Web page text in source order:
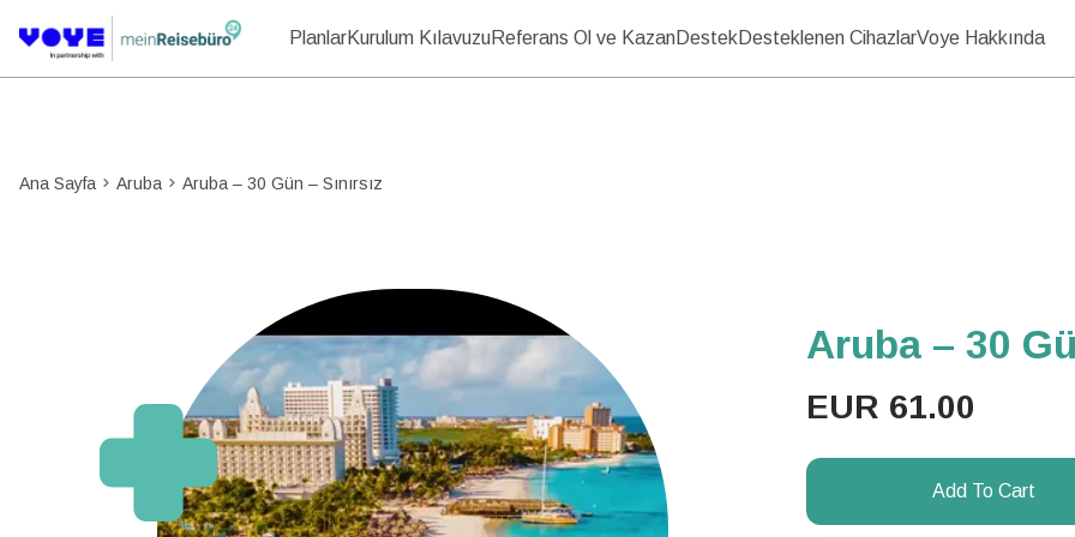
PlanlarKurulum KılavuzuReferans Ol ve KazanDestekDesteklenen CihazlarVoye Hakkında
Ana Sayfa Aruba Aruba – 30 Gün – Sınırsız
Aruba – 30
EUR 61.00
Add To Cart